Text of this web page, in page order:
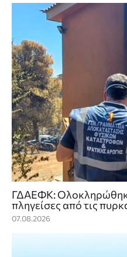
ΓΔΑΕΦΚ:
πληγείσες από τις
07.08.2026